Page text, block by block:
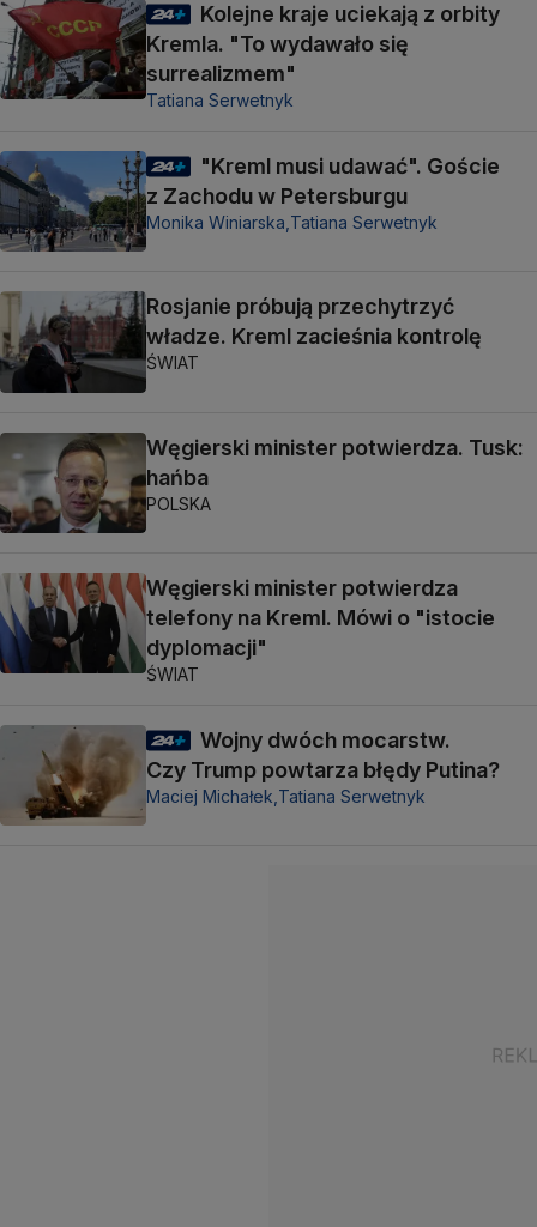
Kolejne kraje uciekają z orbity
Kremla. "To wydawało się
surrealizmem"
Tatiana Serwetnyk
"Kreml musi udawać". Goście
z Zachodu w Petersburgu
Monika Winiarska, Tatiana Serwetnyk
Rosjanie próbują przechytrzyć
władze. Kreml zacieśnia kontrolę
ŚWIAT
Węgierski minister potwierdza. Tusk:
hańba
POLSKA
Węgierski minister potwierdza
telefony na Kreml. Mówi o "istocie
dyplomacji"
ŚWIAT
Wojny dwóch mocarstw.
Czy Trump powtarza błędy Putina?
Maciej Michałek, Tatiana Serwetnyk